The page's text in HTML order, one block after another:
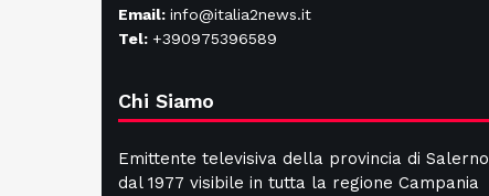
Email: info@italia2news.it
Tel: +390975396589
Chi Siamo
Emittente televisiva della provincia di Salerno
dal 1977 visibile in tutta la regione Campania